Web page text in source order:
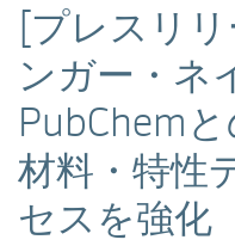
[プレスリ
ンガー・ネ
PubChemと
材料・特性
セスを強化